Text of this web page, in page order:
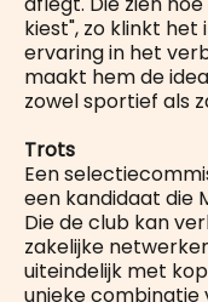
kiest", zo klinkt het
ervaring in het
maakt hem de
zowel sportief als
Trots
Een
een kandidaat die
Die de club kan
zakelijke
uiteindelijk met
unieke